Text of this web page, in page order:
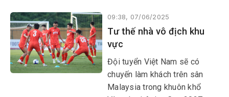
tuyển Đức.
09:38, 07/06/2025
Tư thế nhà vô địch khu
vực
Đội tuyển Việt Nam sẽ có
chuyến làm khách trên sân
Malaysia trong khuôn khổ